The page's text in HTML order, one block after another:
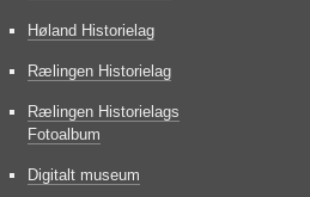
Høland Historielag
Rælingen Historielag
Rælingen Historielags
Fotoalbum
Digitalt museum